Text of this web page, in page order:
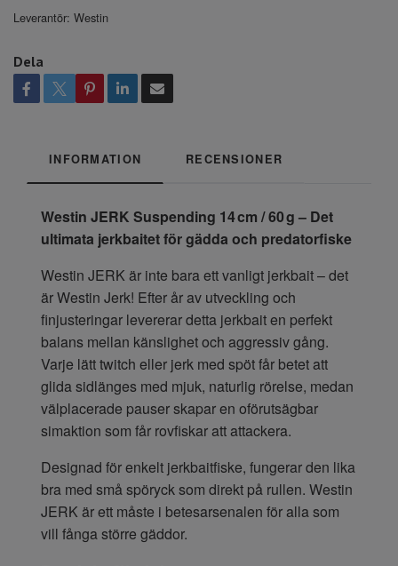
Leverantör: Westin
Dela
INFORMATION RECENSIONER
Westin JERK Suspending 14 cm / 60 g – Det
ultimata jerkbaitet för gädda och predatorfiske
Westin JERK är inte bara ett vanligt jerkbait – det
är Westin Jerk! Efter år av utveckling och
finjusteringar levererar detta jerkbait en perfekt
balans mellan känslighet och aggressiv gång.
Varje lätt twitch eller jerk med spöt får betet att
glida sidlänges med mjuk, naturlig rörelse, medan
välplacerade pauser skapar en oförutsägbar
simaktion som får rovfiskar att attackera.
Designad för enkelt jerkbaitfiske, fungerar den lika
bra med små spöryck som direkt på rullen. Westin
JERK är ett måste i betesarsenalen för alla som
vill fånga större gäddor.